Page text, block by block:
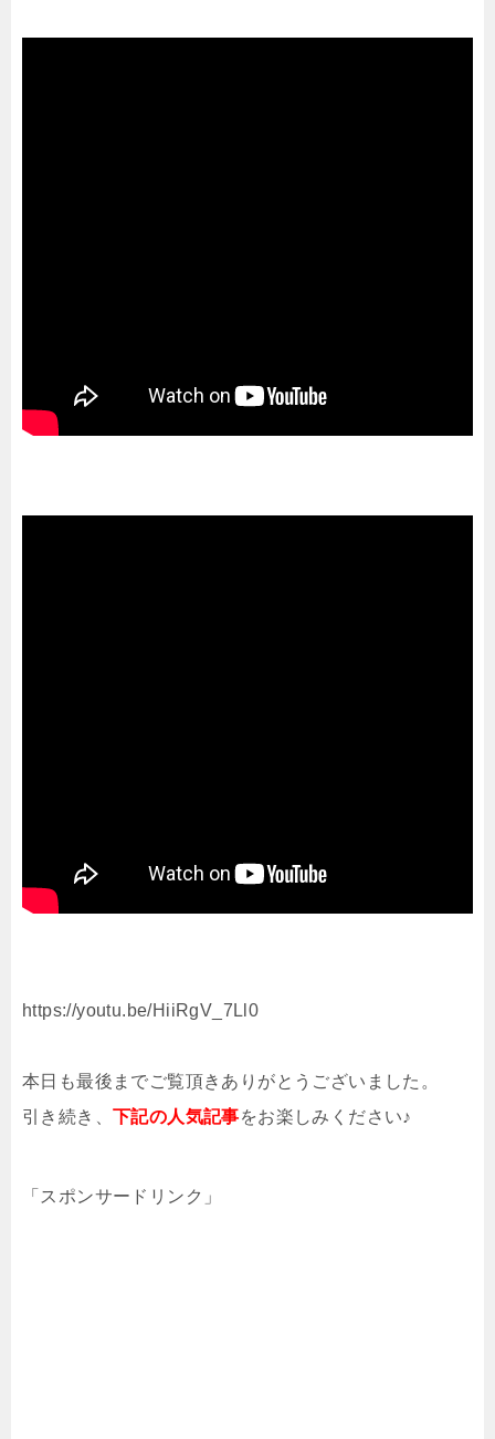
https://youtu.be/HiiRgV_7Ll0
本日も最後までご覧頂きありがとうございました。
引き続き、 下記の人気記事をお楽しみください♪
「スポンサードリンク」